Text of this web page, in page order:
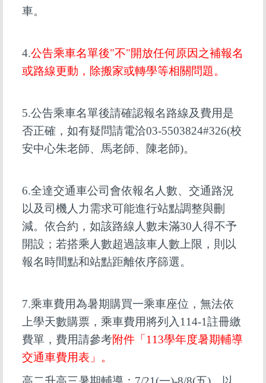
車。
4.公告乘車名單後"不"開放任何原因之補報名
或路線更動，除搬家或轉學等相關問題。
5.公告乘車名單後請確認報名路線及費用是
否正確，如有疑問請電洽03-5503824#326(校
安中心朱老師、馬老師、陳老師)。
6.全達交通車公司會依報名人數、交通路況
以及司機人力需求可能進行站點調整與刪
減。依合約，如該路線人數未滿30人得不予
開設；若搭乘人數超過該車人數上限，則以
報名時間點和站點距離依序篩選。
7.乘車費用為暑期購買一乘車座位，無法依
上學天數購票，乘車費用將列入114-1註冊繳
費單 ，費用請參考附件「113學年度暑期輔導
交通車費用表」。